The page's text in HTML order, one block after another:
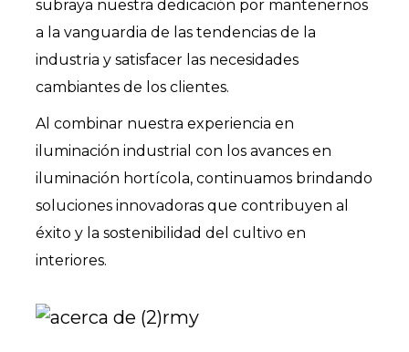
subraya nuestra dedicación por mantenernos
a la vanguardia de las tendencias de la
industria y satisfacer las necesidades
cambiantes de los clientes.
Al combinar nuestra experiencia en
iluminación industrial con los avances en
iluminación hortícola, continuamos brindando
soluciones innovadoras que contribuyen al
éxito y la sostenibilidad del cultivo en
interiores.